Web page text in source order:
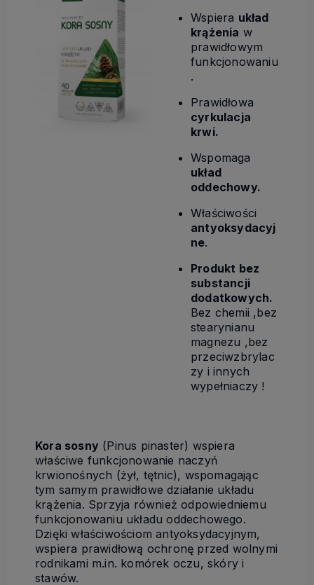
Wspiera układ
krążenia w
prawidłowym
funkcjonowaniu
.
Prawidłowa
cyrkulacja
krwi.
Wspomaga
układ
oddechowy.
Właściwości
antyoksydacyj
ne.
Produkt bez
substancji
dodatkowych.
Bez chemii ,bez
stearynianu
magnezu ,bez
przeciwzbrylac
zy i innych
wypełniaczy !
Kora sosny (Pinus pinaster) wspiera
właściwe funkcjonowanie naczyń
krwionośnych (żył, tętnic), wspomagając
tym samym prawidłowe działanie układu
krążenia. Sprzyja również odpowiedniemu
funkcjonowaniu układu oddechowego.
Dzięki właściwościom antyoksydacyjnym,
wspiera prawidłową ochronę przed wolnymi
rodnikami m.in. komórek oczu, skóry i
stawów.